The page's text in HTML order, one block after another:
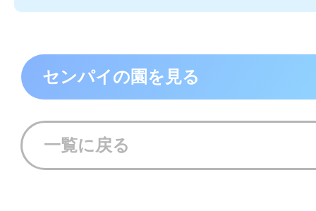
センパイの園を見る
一覧に戻る